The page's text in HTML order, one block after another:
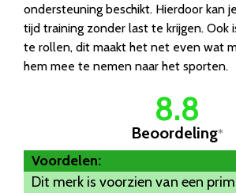
ondersteuning beschikt. Hierdoor kan
tijd training zonder last te krijgen. Ook
te rollen, dit maakt het net even wat
hem mee te nemen naar het sporten.
8.8
Beoordeling*
Voordelen:
Dit merk is voorzien van een